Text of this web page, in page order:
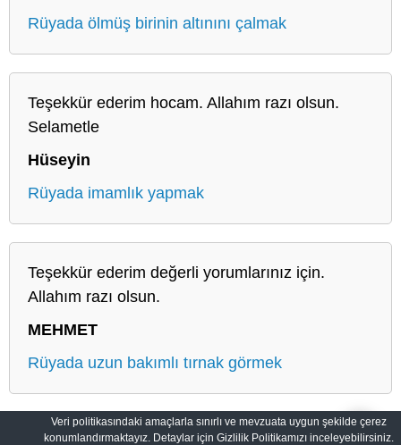
Rüyada ölmüş birinin altınını çalmak
Teşekkür ederim hocam. Allahım razı olsun.
Selametle
Hüseyin
Rüyada imamlık yapmak
Teşekkür ederim değerli yorumlarınız için.
Allahım razı olsun.
MEHMET
Rüyada uzun bakımlı tırnak görmek
Salih Rüyalar: Rüyaların Derin Manası Gizlilik Politikası
Veri politikasındaki amaçlarla sınırlı ve mevzuata uygun şekilde çerez
konumlandırmaktayız. Detaylar için Gizlilik Politikamızı inceleyebilirsiniz.